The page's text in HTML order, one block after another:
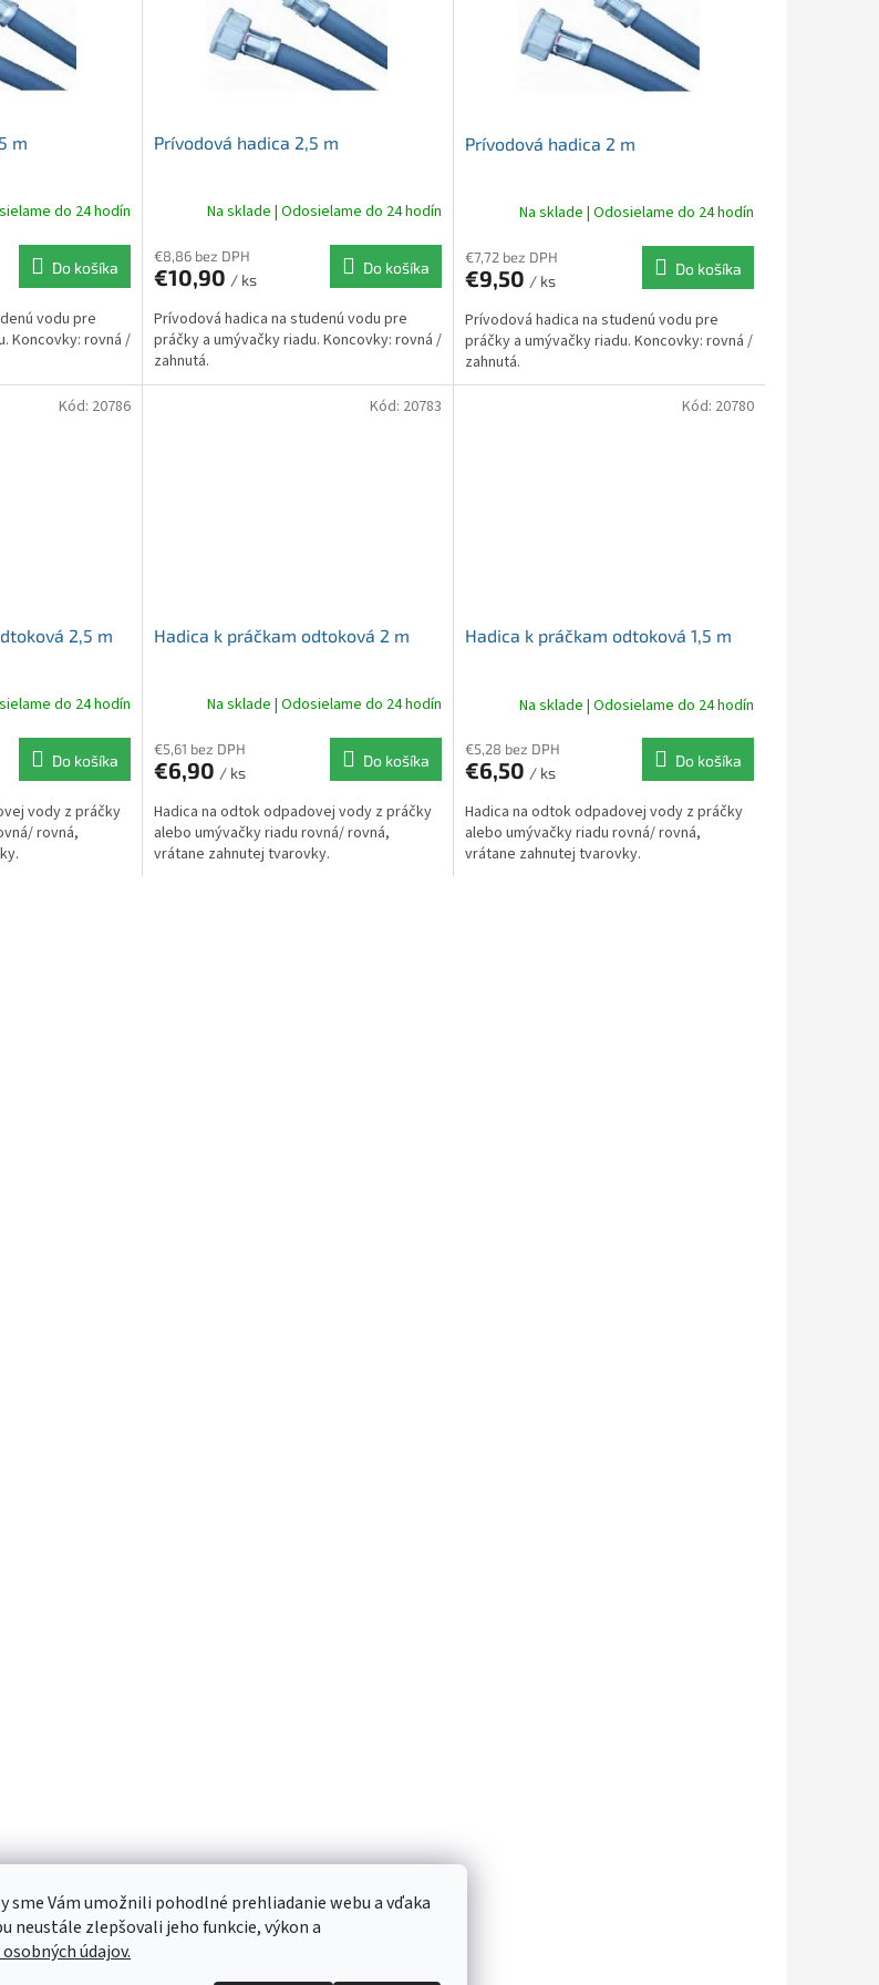
sme Vám umožnili pohodlné prehliadanie webu a vďaka
neustále zlepšovali jeho funkcie, výkon a
údajov.
m
do 24 hodín
Do košíka
vodu pre
Koncovky: rovná /
Prívodová hadica 2,5 m
Na sklade | Odosielame do 24 hodín
€8,86 bez DPH
€10,90 / ks
Do košíka
Prívodová hadica na studenú vodu pre
práčky a umývačky riadu. Koncovky: rovná /
zahnutá.
Prívodová hadica 2 m
Na sklade | Odosielame do 24 hodín
€7,72 bez DPH
€9,50 / ks
Do košíka
Prívodová hadica na studenú vodu pre
práčky a umývačky riadu. Koncovky: rovná /
zahnutá.
2,5 m
do 24 hodín
Do košíka
vody z práčky
rovná,
Kód: 20786
Hadica k práčkam odtoková 2 m
Na sklade | Odosielame do 24 hodín
€5,61 bez DPH
€6,90 / ks
Do košíka
Hadica na odtok odpadovej vody z práčky
alebo umývačky riadu rovná/ rovná,
vrátane zahnutej tvarovky.
Kód: 20783
Hadica k práčkam odtoková 1,5 m
Na sklade | Odosielame do 24 hodín
€5,28 bez DPH
€6,50 / ks
Do košíka
Hadica na odtok odpadovej vody z práčky
alebo umývačky riadu rovná/ rovná,
vrátane zahnutej tvarovky.
Kód: 20780